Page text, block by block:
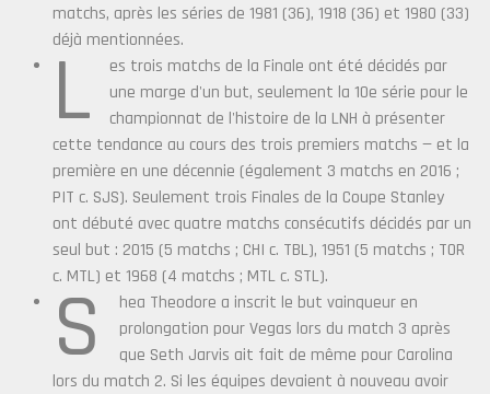
matchs, après les séries de 1981 (36), 1918 (36) et 1980 (33)
déjà mentionnées.
L
es trois matchs de la Finale ont été décidés par
une marge d'un but, seulement la 10e série pour le
championnat de l'histoire de la LNH à présenter
cette tendance au cours des trois premiers matchs — et la
première en une décennie (également 3 matchs en 2016 ;
PIT c. SJS). Seulement trois Finales de la Coupe Stanley
ont débuté avec quatre matchs consécutifs décidés par un
seul but : 2015 (5 matchs ; CHI c. TBL), 1951 (5 matchs ; TOR
c. MTL) et 1968 (4 matchs ; MTL c. STL).
S
hea Theodore a inscrit le but vainqueur en
prolongation pour Vegas lors du match 3 après
que Seth Jarvis ait fait de même pour Carolina
lors du match 2. Si les équipes devaient à nouveau avoir